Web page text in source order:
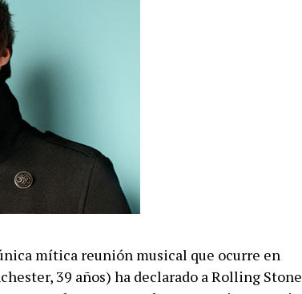
mítica reunión musical que ocurre en
39 años) ha declarado a Rolling Stone